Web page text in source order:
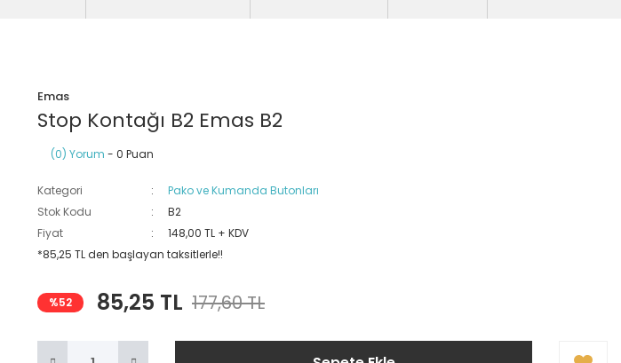
Emas
Stop Kontağı B2 Emas B2
(0) Yorum - 0 Puan
Kategori
Pako ve Kumanda Butonları
Stok Kodu
B2
Fiyat
148,00 TL + KDV
*85,25 TL den başlayan taksitlerle!!
%52 85,25 TL 177,60 TL